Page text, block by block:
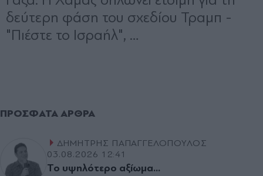
ΠΡΌΣΦΑΤΑ ΆΡΘΡΑ
ΔΗΜΗΤΡΗΣ ΠΑΠΑΓΓΕΛΟΠΟΥΛΟΣ
03.08.2026 12:41
Το υψηλότερο αξίωµα...